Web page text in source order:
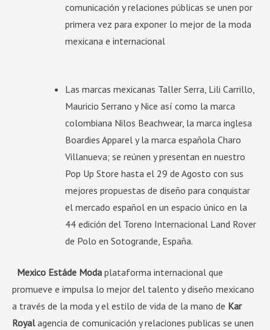
comunicación y relaciones públicas se unen por
primera vez para exponer lo mejor de la moda
mexicana e internacional
Las marcas mexicanas Taller Serra, Lili Carrillo,
Mauricio Serrano y Nice así como la marca
colombiana Nilos Beachwear, la marca inglesa
Boardies Apparel y la marca española Charo
Villanueva; se reúnen y presentan en nuestro
Pop Up Store hasta el 29 de Agosto con sus
mejores propuestas de diseño para conquistar
el mercado español en un espacio único en la
44 edición del Toreno Internacional Land Rover
de Polo en Sotogrande, España.
Mexico Estáde Moda plataforma internacional que
promueve e impulsa lo mejor del talento y diseño mexicano
a través de la moda y el estilo de vida de la mano de Kar
Royalagencia de comunicación y relaciones publicas se unen